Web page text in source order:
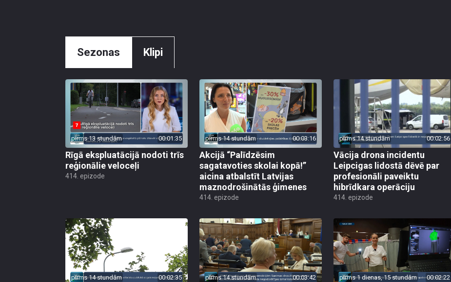
Sezonas Klipi
pirms 13 stundām 00:01:35
Rīgā ekspluatācijā nodoti trīs
reģionālie veloceļi
414. epizode
pirms 14 stundām 00:03:16
Akcijā “Palīdzēsim
sagatavoties skolai kopā!”
aicina atbalstīt Latvijas
maznodrošinātās ģimenes
414. epizode
pirms 14 stundām 00:02:56
Vācija drona incidentu
Leipcigas lidostā dēvē par
profesionāli paveiktu
hibrīdkara operāciju
414. epizode
pirms 14 stundām 00:02:35 pirms 14 stundām 00:03:42 pirms 1 dienas, 15 stundām 00:02:22